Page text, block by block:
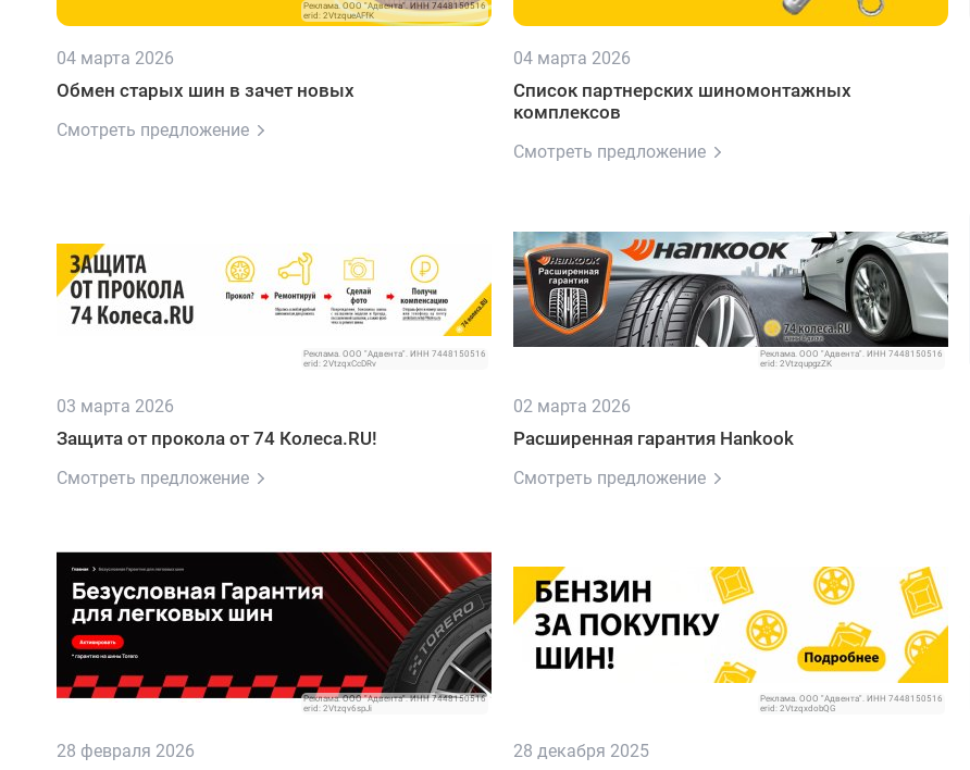
Реклама. ООО "Адвента". ИНН 7448150516
erid: 2VtzqueAFfK
04 марта 2026
Обмен старых шин в зачет новых
Смотреть предложение
04 марта 2026
Список партнерских шиномонтажных
комплексов
Смотреть предложение
Реклама. ООО "Адвента". ИНН 7448150516
erid: 2VtzqxCcDRv
03 марта 2026
Защита от прокола от 74 Колеса.RU!
Смотреть предложение
Реклама. ООО "Адвента". ИНН 7448150516
erid: 2VtzqupgzZK
02 марта 2026
Расширенная гарантия Hankook
Смотреть предложение
Реклама. ООО "Адвента". ИНН 7448150516
erid: 2Vtzqv6spJi
28 февраля 2026
Реклама. ООО "Адвента". ИНН 7448150516
erid: 2VtzqxdobQG
28 декабря 2025